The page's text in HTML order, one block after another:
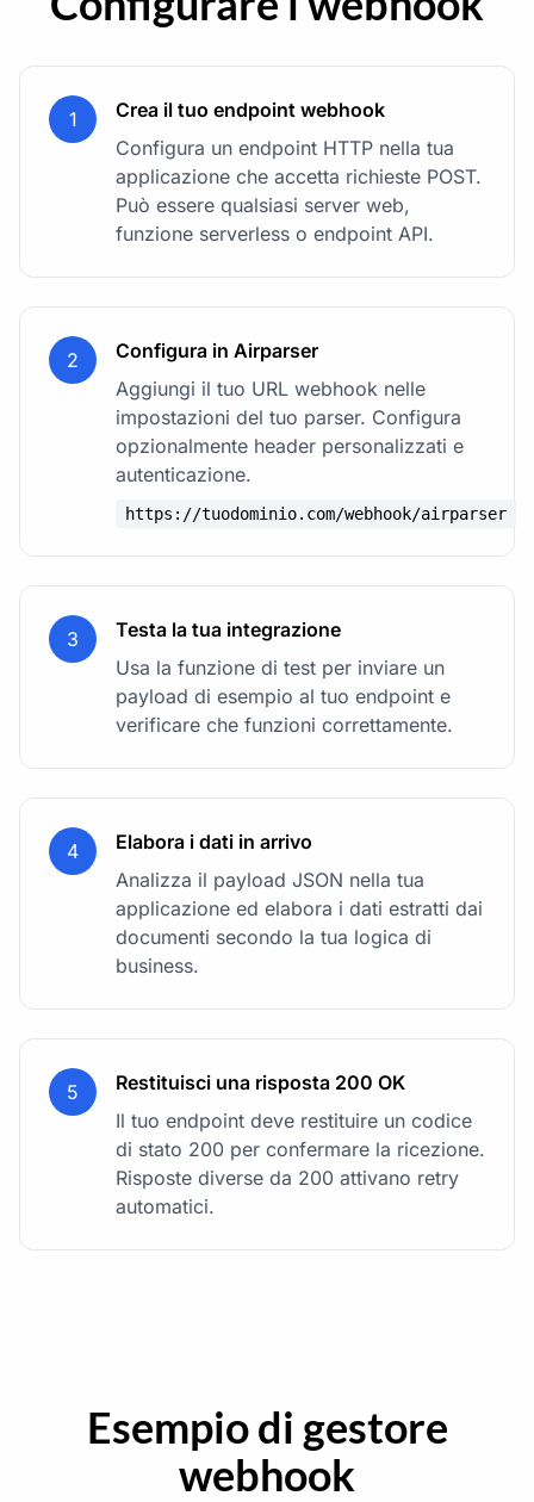
1
Crea il tuo endpoint webhook
Configura un endpoint HTTP nella tua
applicazione che accetta richieste POST.
Può essere qualsiasi server web,
funzione serverless o endpoint API.
2
Configura in Airparser
Aggiungi il tuo URL webhook nelle
impostazioni del tuo parser. Configura
opzionalmente header personalizzati e
autenticazione.
https://tuodominio.com/webhook/airparser
3
Testa la tua integrazione
Usa la funzione di test per inviare un
payload di esempio al tuo endpoint e
verificare che funzioni correttamente.
4
Elabora i dati in arrivo
Analizza il payload JSON nella tua
applicazione ed elabora i dati estratti dai
documenti secondo la tua logica di
business.
5
Restituisci una risposta 200 OK
Il tuo endpoint deve restituire un codice
di stato 200 per confermare la ricezione.
Risposte diverse da 200 attivano retry
automatici.
Esempio di gestore
webhook